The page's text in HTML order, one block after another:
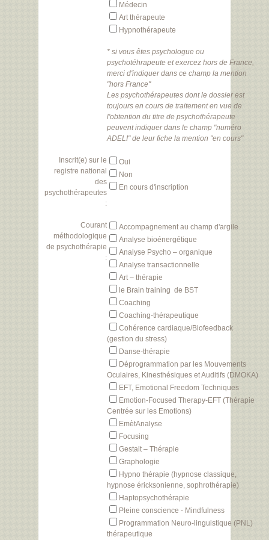
Médecin
Art thérapeute
Hypnothérapeute
* si vous êtes psychologue ou
psychotéhrapeute et exercez hors de France,
merci d'indiquer dans ce champ la mention
"hors France"
Les psychothérapeutes dont le dossier est
toujours en cours de traitement en vue de
l'obtention du titre de psychothérapeute
peuvent indiquer dans le champ "numéro
ADELI" de leur fiche la mention "en cours"
Inscrit(e) sur le
registre national
des
psychothérapeutes
:
Oui
Non
En cours d'inscription
Courant
méthodologique
de psychothérapie
:
Accompagnement au champ d'argile
Analyse bioénergétique
Analyse Psycho – organique
Analyse transactionnelle
Art – thérapie
le Brain training de BST
Coaching
Coaching-thérapeutique
Cohérence cardiaque/Biofeedback
(gestion du stress)
Danse-thérapie
Déprogrammation par les Mouvements
Oculaires, Kinesthésiques et Auditifs (DMOKA)
EFT, Emotional Freedom Techniques
Emotion-Focused Therapy-EFT (Thérapie
Centrée sur les Emotions)
EmètAnalyse
Focusing
Gestalt – Thérapie
Graphologie
Hypno thérapie (hypnose classique,
hypnose éricksonienne, sophrothérapie)
Haptopsychothérapie
Pleine conscience - Mindfulness
Programmation Neuro-linguistique (PNL)
thérapeutique